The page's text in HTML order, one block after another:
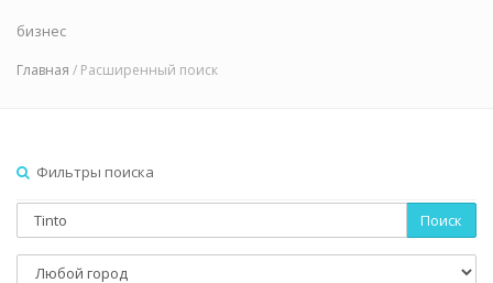
бизнес
Главная / Расширенный поиск
Фильтры поиска
Поиск